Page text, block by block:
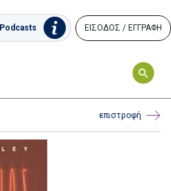
Podcasts ΕΙΣΟΔΟΣ / ΕΓΓΡΑΦΗ
επιστροφή